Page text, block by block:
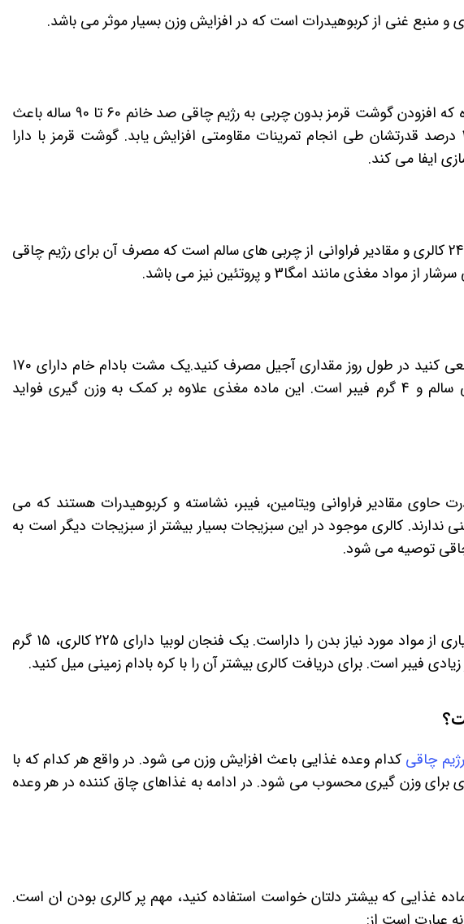
نتایج حاصل از یک تحقیق نشان داده که افزودن گوشت قرمز بدون چربی به رژیم چاقی صد خانم 60 تا 90 ساله باعث
شده وزن خود را افزایش دهند و 18 درصد قدرتشان طی انجام تمرینات مقاومتی افزایش یابد. گوشت قرمز با دارا
ایفا می کند.
170 گرم ماهی سالمون دارای حدود 240 کالری و مقادیر فراوانی از چربی های سالم است که مصرف آن برای رژیم چاقی
مانند امگا3 و پروتئین نیز می باشد.
برای داشتن یک رژیم چاقی موفق سعی کنید در طول روز مقداری آجیل مصرف کنید.یک مشت بادام خام دارای 170
کالری، 6 گرم پروتئین، 15 گرم چربی سالم و 4 گرم فیبر است. این ماده مغذی علاوه بر کمک به وزن گیری فواید
مقادیر فراوانی ویتامین، فیبر، نشاسته و کربوهیدرات هستند که می
ندارند. کالری موجود در این سبزیجات بسیار بیشتر از سبزیجات دیگر است به
توصیه می شود.
لوبیا غذایی فوق العاده است که بسیاری از مواد مورد نیاز بدن را داراست. یک فنجان لوبیا دارای 225 کالری، 15 گرم
رژیم چاقی کدام وعده غذایی باعث افزایش وزن می شود. در واقع هر کدام که با
برای وزن گیری محسوب می شود. در ادامه به غذاهای چاق کننده در هر وعده
غذایی که بیشتر دلتان خواست استفاده کنید، مهم پر کالری بودن ان است.